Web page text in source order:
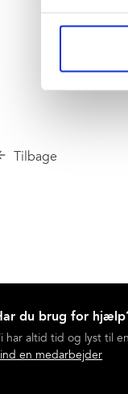
Tilbage
du brug for
har altid tid og lyst til
en medarbejder